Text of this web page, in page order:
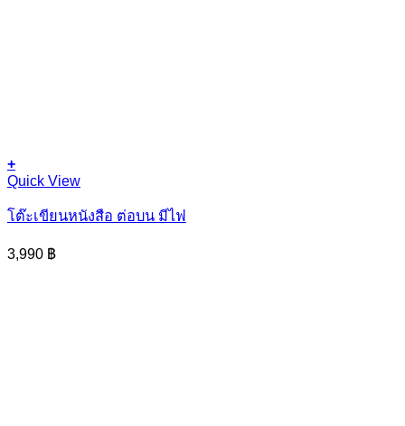
+
This
has
variants.
The
Quick View
โต๊ะเขียนหนังสือ ต่อบน มีไฟ
3,990 ฿